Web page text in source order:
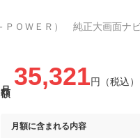
35,321円（税込）
月額に含まれる内容